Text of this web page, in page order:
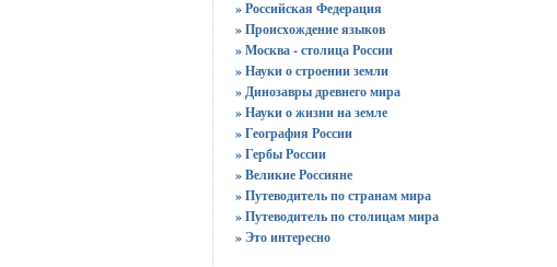
» Российская Федерация
» Происхождение языков
» Москва - столица России
» Науки о строении земли
» Динозавры древнего мира
» Науки о жизни на земле
» География России
» Гербы России
» Великие Россияне
» Путеводитель по странам мира
» Путеводитель по столицам мира
» Это интересно